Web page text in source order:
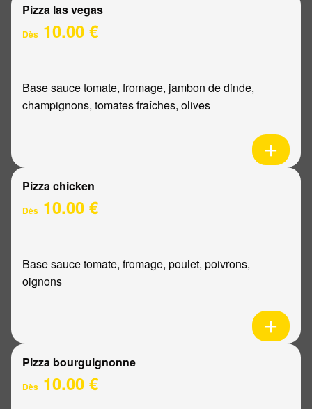
Pizza las vegas
Dès 10.00 €
Base sauce tomate, fromage, jambon de dinde,
champignons, tomates fraîches, olives
Pizza chicken
Dès 10.00 €
Base sauce tomate, fromage, poulet, poivrons,
oignons
Pizza bourguignonne
Dès 10.00 €